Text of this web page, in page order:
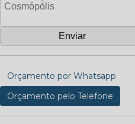
Orçamento por Whatsapp
Orçamento pelo Telefone